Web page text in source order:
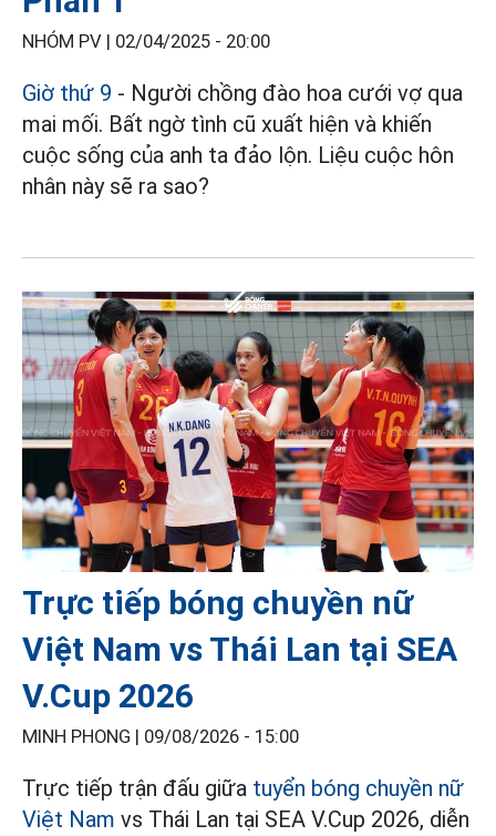
NHÓM PV | 02/04/2025 - 20:00
Giờ thứ 9 - Người chồng đào hoa cưới vợ qua
mai mối. Bất ngờ tình cũ xuất hiện và khiến
cuộc sống của anh ta đảo lộn. Liệu cuộc hôn
nhân này sẽ ra sao?
Trực tiếp bóng chuyền nữ
Việt Nam vs Thái Lan tại SEA
V.Cup 2026
MINH PHONG | 09/08/2026 - 15:00
Trực tiếp trận đấu giữa tuyển bóng chuyền nữ
Việt Nam vs Thái Lan tại SEA V.Cup 2026, diễn